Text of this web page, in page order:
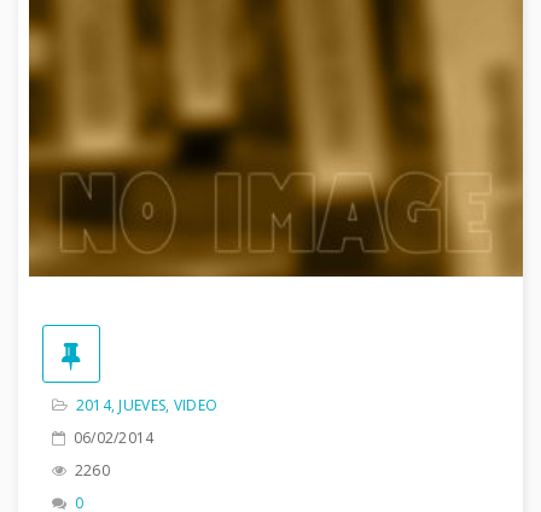
2014,JUEVES, VIDEO
06/02/2014
2260
0